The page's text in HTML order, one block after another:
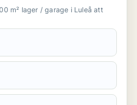
m² lager / garage i Luleå att